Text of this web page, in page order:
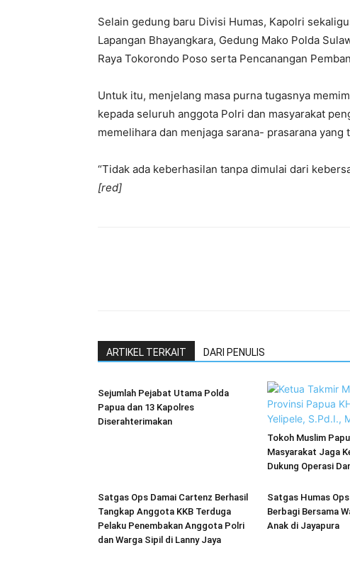
Selain gedung baru Divisi Humas, Kapolri
Lapangan Bhayangkara, Gedung Mako Polda
Raya Tokorondo Poso serta Pencanangan
Untuk itu, menjelang masa purna tugasnya
kepada seluruh anggota Polri dan masyarakat
memelihara dan menjaga sarana- prasarana
“Tidak ada keberhasilan tanpa dimulai dari
[red]
ARTIKEL TERKAIT DARI PENULIS
Sejumlah Pejabat Utama Polda
Papua dan 13 Kapolres
Diserahterimakan
Tokoh Muslim
Masyarakat Jaga
Dukung Operasi
Satgas Ops Damai Cartenz Berhasil
Tangkap Anggota KKB Terduga
Pelaku Penembakan Anggota Polri
dan Warga Sipil di Lanny Jaya
Satgas Humas
Berbagi Bersama
Anak di Jayapura